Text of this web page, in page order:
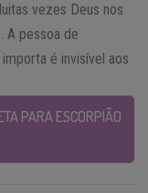
vezes Deus nos
A pessoa de
é invisível aos
PARA ESCORPIÃO